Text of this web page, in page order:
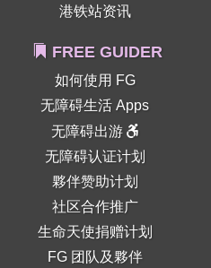
港铁站资讯
FREE GUIDER
如何使用 FG
无障碍生活 Apps
无障碍出游
无障碍认证计划
夥伴赞助计划
社区合作推广
生命天使捐赠计划
FG 团队及夥伴